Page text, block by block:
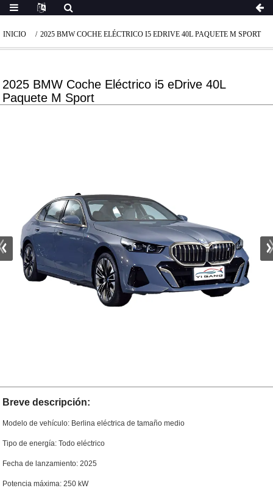
INICIO 2025 BMW COCHE ELÉCTRICO I5 EDRIVE 40L PAQUETE M SPORT
2025 BMW Coche Eléctrico i5 eDrive 40L
Paquete M Sport
Breve descripción:
Modelo de vehículo: Berlina eléctrica de tamaño medio
Tipo de energía: Todo eléctrico
Fecha de lanzamiento: 2025
Potencia máxima: 250 kW